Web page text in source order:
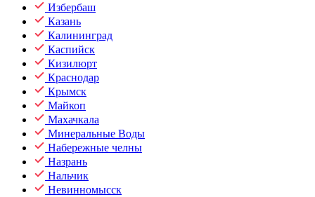
Избербаш
Казань
Калининград
Каспийск
Кизилюрт
Краснодар
Крымск
Майкоп
Махачкала
Минеральные Воды
Набережные челны
Назрань
Нальчик
Невинномысск